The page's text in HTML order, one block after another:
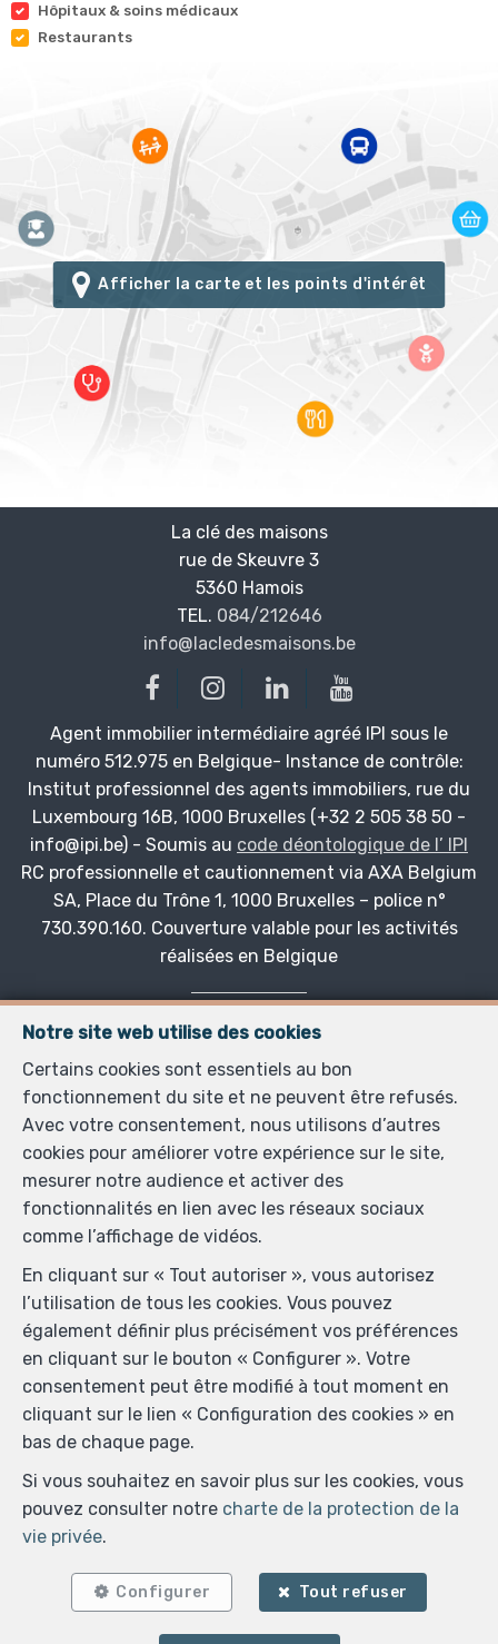
Hôpitaux & soins médicaux
Restaurants
Afficher la carte et les points d'intérêt
Notre site web utilise des cookies
Certains cookies sont essentiels au bon
fonctionnement du site et ne peuvent être refusés.
Avec votre consentement, nous utilisons d’autres
cookies pour améliorer votre expérience sur le site,
mesurer notre audience et activer des
fonctionnalités en lien avec les réseaux sociaux
comme l’affichage de vidéos.
En cliquant sur « Tout autoriser », vous autorisez
l’utilisation de tous les cookies. Vous pouvez
également définir plus précisément vos préférences
en cliquant sur le bouton « Configurer ». Votre
consentement peut être modifié à tout moment en
cliquant sur le lien « Configuration des cookies » en
bas de chaque page.
Si vous souhaitez en savoir plus sur les cookies, vous
pouvez consulter notre charte de la protection de la
vie privée.
Configurer Tout refuser
La clé des maisons
—
rue de Skeuvre 3
—
5360 Hamois
TEL. 084/212646
—
info@lacledesmaisons.be
Agent immobilier intermédiaire agréé IPI sous le
numéro 512.975 en Belgique- Instance de contrôle:
Institut professionnel des agents immobiliers, rue du
Luxembourg 16B, 1000 Bruxelles (+32 2 505 38 50 -
info@ipi.be) - Soumis au code déontologique de l’ IPI
RC professionnelle et cautionnement via AXA Belgium
SA, Place du Trône 1, 1000 Bruxelles – police n°
730.390.160. Couverture valable pour les activités
réalisées en Belgique
SRL Immobilière Anne Durand
Rue du Vélodrome 4/1 à 5580 Jemelle en Belgique
Numéro d'entreprise (BCE): 0776610506
TVA : BE 0776610506
RPM: Tribunal de l'entreprise de Liège division Dinant
rue Arthur Defoin 215B à 5500 Dinant (Belgique)
Compte-tiers BNP Paribas Fortis : BE81 0018 7853 3524
Charte de la protection de la vie privée
Configuration des cookies
WEBULOUS.IMMO